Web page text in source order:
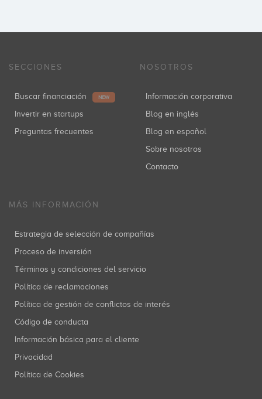
François Derbaix
SECCIONES
Buscar financiación NEW
Invertir en startups
Preguntas frecuentes
NOSOTROS
Información corporativa
Blog en inglés
Blog en español
Sobre nosotros
Contacto
MÁS INFORMACIÓN
Estrategia de selección de compañías
Proceso de inversión
Términos y condiciones del servicio
Política de reclamaciones
Política de gestión de conflictos de interés
Código de conducta
Información básica para el cliente
Privacidad
Política de Cookies